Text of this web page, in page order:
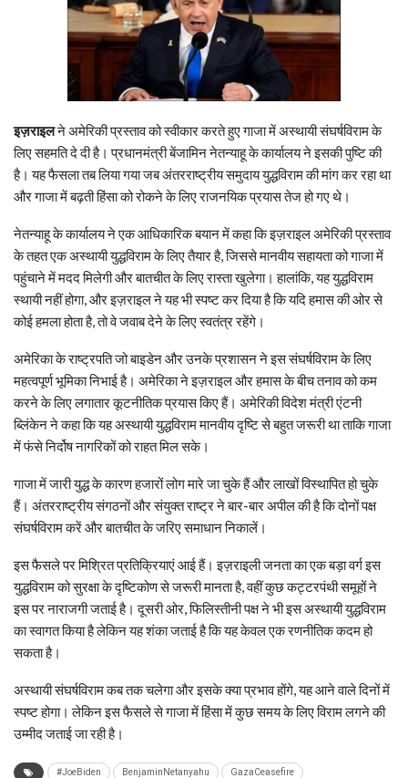
इज़राइलने अमेरिकी प्रस्ताव को स्वीकार करते हुए गाजा में अस्थायी संघर्षविराम के
लिए सहमति दे दी है। प्रधानमंत्री बेंजामिन नेतन्याहू के कार्यालय ने इसकी पुष्टि की
है। यह फैसला तब लिया गया जब अंतरराष्ट्रीय समुदाय युद्धविराम की मांग कर रहा था
और गाजा में बढ़ती हिंसा को रोकने के लिए राजनयिक प्रयास तेज हो गए थे।
नेतन्याहू के कार्यालय ने एक आधिकारिक बयान में कहा कि इज़राइल अमेरिकी प्रस्ताव
के तहत एक अस्थायी युद्धविराम के लिए तैयार है, जिससे मानवीय सहायता को गाजा में
पहुंचाने में मदद मिलेगी और बातचीत के लिए रास्ता खुलेगा। हालांकि, यह युद्धविराम
स्थायी नहीं होगा, और इज़राइल ने यह भी स्पष्ट कर दिया है कि यदि हमास की ओर से
कोई हमला होता है, तो वे जवाब देने के लिए स्वतंत्र रहेंगे।
अमेरिका के राष्ट्रपति जो बाइडेन और उनके प्रशासन ने इस संघर्षविराम के लिए
महत्वपूर्ण भूमिका निभाई है। अमेरिका ने इज़राइल और हमास के बीच तनाव को कम
करने के लिए लगातार कूटनीतिक प्रयास किए हैं। अमेरिकी विदेश मंत्री एंटनी
ब्लिंकेन ने कहा कि यह अस्थायी युद्धविराम मानवीय दृष्टि से बहुत जरूरी था ताकि गाजा
में फंसे निर्दोष नागरिकों को राहत मिल सके।
गाजा में जारी युद्ध के कारण हजारों लोग मारे जा चुके हैं और लाखों विस्थापित हो चुके
हैं। अंतरराष्ट्रीय संगठनों और संयुक्त राष्ट्र ने बार-बार अपील की है कि दोनों पक्ष
संघर्षविराम करें और बातचीत के जरिए समाधान निकालें।
इस फैसले पर मिश्रित प्रतिक्रियाएं आई हैं। इज़राइली जनता का एक बड़ा वर्ग इस
युद्धविराम को सुरक्षा के दृष्टिकोण से जरूरी मानता है, वहीं कुछ कट्टरपंथी समूहों ने
इस पर नाराजगी जताई है। दूसरी ओर, फिलिस्तीनी पक्ष ने भी इस अस्थायी युद्धविराम
का स्वागत किया है लेकिन यह शंका जताई है कि यह केवल एक रणनीतिक कदम हो
सकता है।
अस्थायी संघर्षविराम कब तक चलेगा और इसके क्या प्रभाव होंगे, यह आने वाले दिनों में
स्पष्ट होगा। लेकिन इस फैसले से गाजा में हिंसा में कुछ समय के लिए विराम लगने की
उम्मीद जताई जा रही है।
#JoeBiden BenjaminNetanyahu GazaCeasefire